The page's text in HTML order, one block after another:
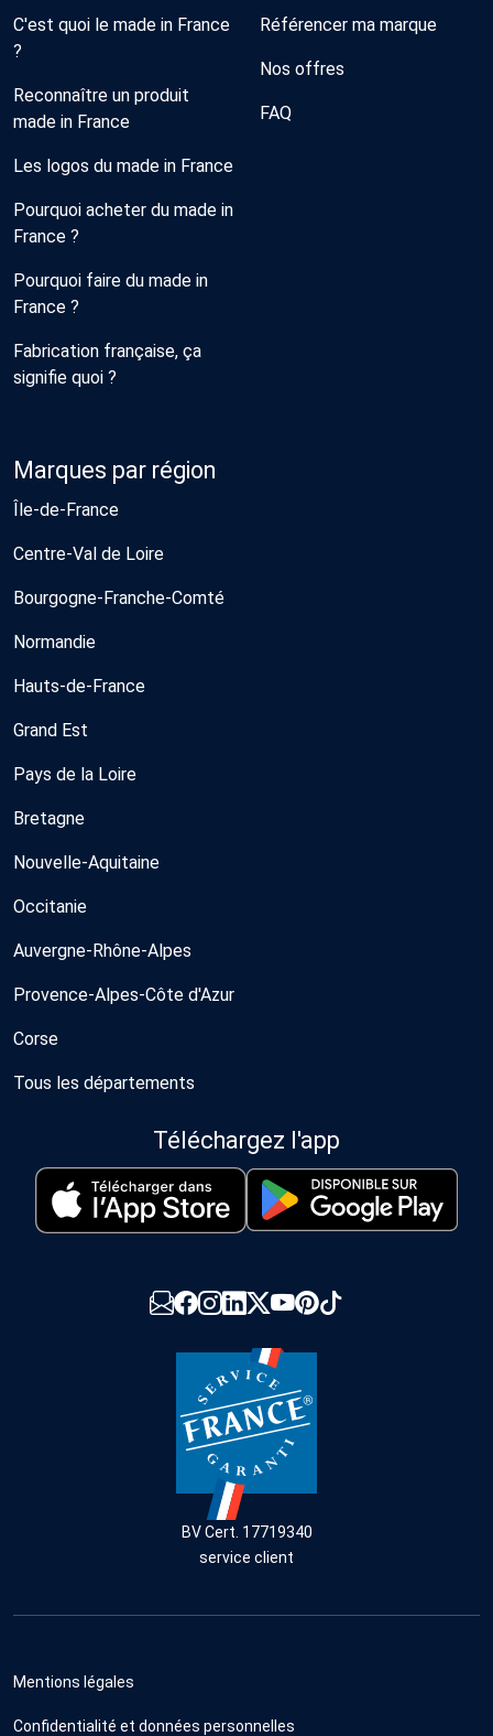
C'est quoi le made in France
?
Reconnaître un produit
made in France
Les logos du made in France
Pourquoi acheter du made in
France ?
Pourquoi faire du made in
France ?
Fabrication française, ça
signifie quoi ?
Référencer ma marque
Nos offres
FAQ
Marques par région
Île-de-France
Centre-Val de Loire
Bourgogne-Franche-Comté
Normandie
Hauts-de-France
Grand Est
Pays de la Loire
Bretagne
Nouvelle-Aquitaine
Occitanie
Auvergne-Rhône-Alpes
Provence-Alpes-Côte d'Azur
Corse
Tous les départements
Téléchargez l'app
BV Cert. 17719340
service client
Mentions légales
Confidentialité et données personnelles